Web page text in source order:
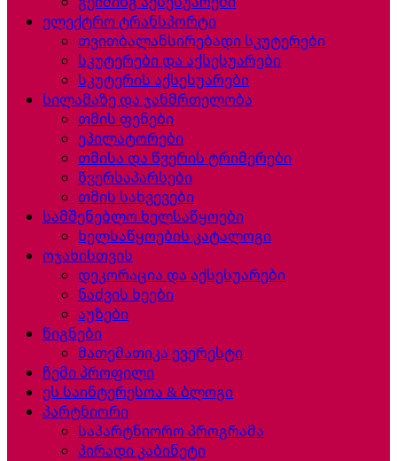
ელექტრო ტრანსპორტი
თვითბალანსირებადი სკუტერები
სკუტერები და აქსესუარები
სკუტერის აქსესუარები
სილამაზე და ჯანმრთელობა
თმის ფენები
ეპილატორები
თმისა და წვერის ტრიმერები
წვერსაპარსები
თმის სახვევები
სამშენებლო ხელსაწყოები
ხელსაწყოების კატალოგი
ოჯახისთვის
დეკორაცია და აქსესუარები
ნაძვის ხეები
აუზები
წიგნები
მათემათიკა ევერესტი
ჩემი პროფილი
ეს საინტერესოა & ბლოგი
პარტნიორი
საპარტნიორო პროგრამა
პირადი კაბინეტი